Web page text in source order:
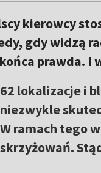
kierowcy
gdy widzą
prawda. I
62 lokalizacje i
niezwykle
W ramach tego
skrzyżowań.